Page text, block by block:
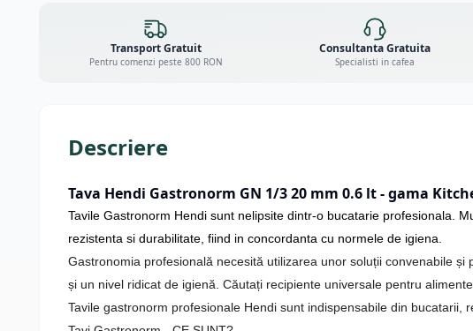
Transport Gratuit
Pentru comenzi peste 800 RON
Consultanta Gratuita
Specialisti in cafea
Descriere
Tava Hendi Gastronorm GN 1/3 20 mm 0.6 lt - gama
Tavile Gastronorm Hendi sunt nelipsite dintr-o bucatarie profesionala.
rezistenta si durabilitate, fiind in concordanta cu normele de igiena.
Gastronomia profesională necesită utilizarea unor soluții convenabile
și un nivel ridicat de igienă. Căutați recipiente universale pentru
Tavile gastronorm profesionale Hendi sunt indispensabile din bucatarii,